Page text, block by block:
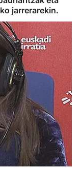
jarrerarekin.